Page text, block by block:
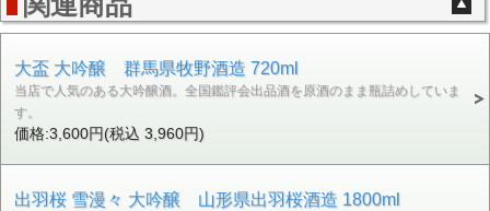
大盃 大吟醸 群馬県牧野酒造 720ml
当店で人気のある大吟醸酒。全国鑑評会出品酒を原酒のまま瓶詰めしていま
す。
価格:3,600円(税込 3,960円)
出羽桜 雪漫々 大吟醸 山形県出羽桜酒造 1800ml